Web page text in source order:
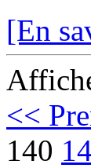
[En
<<
140